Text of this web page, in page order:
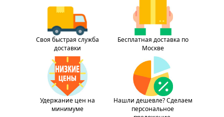
Своя быстрая служба
доставки
Бесплатная доставка по
Москве
Удержание цен на
минимуме
Нашли дешевле? Сделаем
персональное